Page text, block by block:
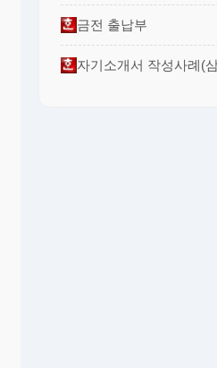
금전 출납부
자기소개서 작성사례(